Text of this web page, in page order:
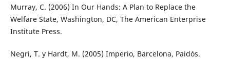
Murray, C. (2006) In Our Hands: A Plan to Replace the
Welfare State, Washington, DC, The American Enterprise
Institute Press.
Negri, T. y Hardt, M. (2005) Imperio, Barcelona, Paidós.